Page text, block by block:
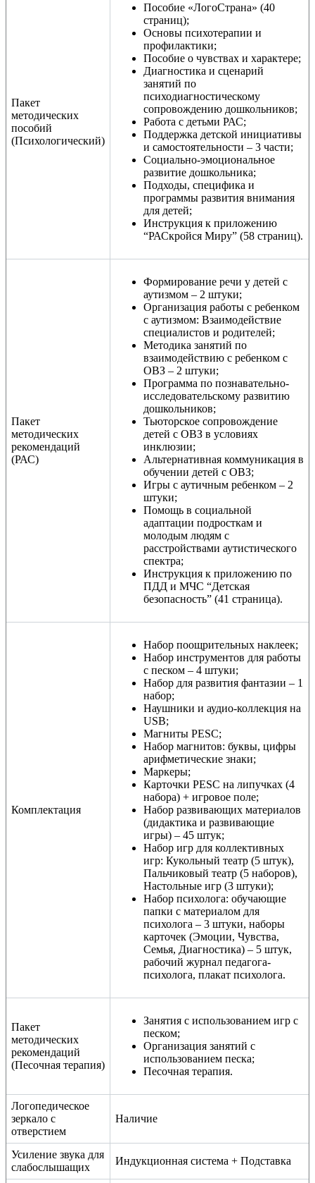
Пакет
методических
пособий
(Психологический)
Пособие «ЛогоСтрана» (40
страниц);
Основы психотерапии и
профилактики;
Пособие о чувствах и характере;
Диагностика и сценарий
занятий по
психодиагностическому
сопровождению дошкольников;
Работа с детьми РАС;
Поддержка детской инициативы
и самостоятельности – 3 части;
Социально-эмоциональное
развитие дошкольника;
Подходы, специфика и
программы развития внимания
для детей;
Инструкция к приложению
“РАСкройся Миру” (58 страниц).
Пакет
методических
рекомендаций
(РАС)
Формирование речи у детей с
аутизмом – 2 штуки;
Организация работы с ребенком
с аутизмом: Взаимодействие
специалистов и родителей;
Методика занятий по
взаимодействию с ребенком с
ОВЗ – 2 штуки;
Программа по познавательно-
исследовательскому развитию
дошкольников;
Тьюторское сопровождение
детей с ОВЗ в условиях
инклюзии;
Альтернативная коммуникация в
обучении детей с ОВЗ;
Игры с аутичным ребенком – 2
штуки;
Помощь в социальной
адаптации подросткам и
молодым людям с
расстройствами аутистического
спектра;
Инструкция к приложению по
ПДД и МЧС “Детская
безопасность” (41 страница).
Комплектация
Набор поощрительных наклеек;
Набор инструментов для работы
с песком – 4 штуки;
Набор для развития фантазии – 1
набор;
Наушники и аудио-коллекция на
USB;
Магниты PESC;
Набор магнитов: буквы, цифры
арифметические знаки;
Маркеры;
Карточки PESC на липучках (4
набора) + игровое поле;
Набор развивающих материалов
(дидактика и развивающие
игры) – 45 штук;
Набор игр для коллективных
игр: Кукольный театр (5 штук),
Пальчиковый театр (5 наборов),
Настольные игр (3 штуки);
Набор психолога: обучающие
папки с материалом для
психолога – 3 штуки, наборы
карточек (Эмоции, Чувства,
Семья, Диагностика) – 5 штук,
рабочий журнал педагога-
психолога, плакат психолога.
Пакет
методических
рекомендаций
(Песочная терапия)
Занятия с использованием игр с
песком;
Организация занятий с
использованием песка;
Песочная терапия.
Логопедическое
зеркало с
отверстием
Наличие
Усиление звука для
слабослышащих
Индукционная система + Подставка